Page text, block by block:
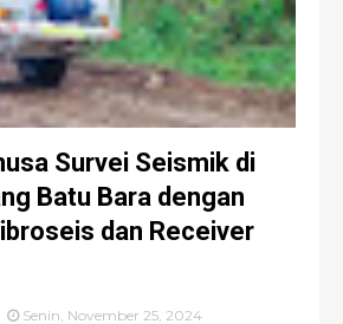
Survei Seismik di
Batu Bara dengan
dan Receiver
Senin, November 25, 2024